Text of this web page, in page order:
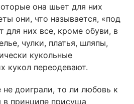
она шьет для них
они, что называется, «под
для них все, кроме обуви, в
чулки, платья, шляпы,
кукольные
кукол переодевают.
доиграли, то ли любовь к
принципе присуща